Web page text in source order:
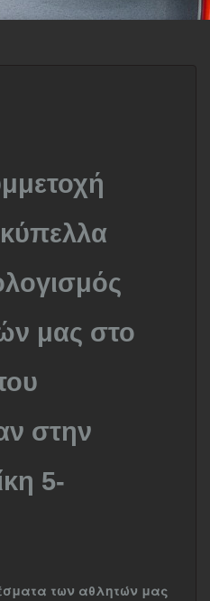
μας στο
στην
5-
των αθλητών μας